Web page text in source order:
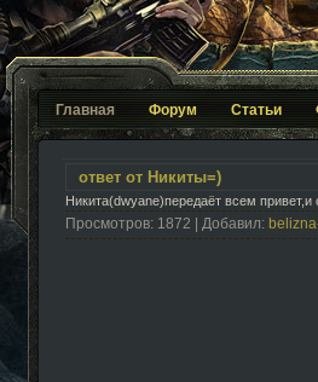
Главная Форум Статьи
ответ от Никиты=)
Никита(dwyane)передаёт всем привет,и
Просмотров: 1872 | Добавил: